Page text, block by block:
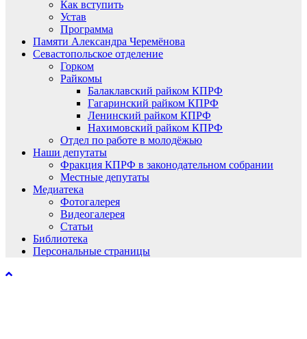
Как вступить
Устав
Программа
Памяти Александра Черемёнова
Севастопольское отделение
Горком
Райкомы
Балаклавский райком КПРФ
Гагаринский райком КПРФ
Ленинский райком КПРФ
Нахимовский райком КПРФ
Отдел по работе в молодёжью
Наши депутаты
Фракция КПРФ в законодательном собрании
Местные депутаты
Медиатека
Фотогалерея
Видеогалерея
Статьи
Библиотека
Персональные страницы